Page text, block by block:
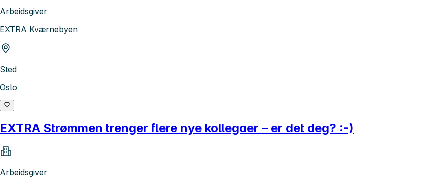
Arbeidsgiver
EXTRA Kværnebyen
Sted
Oslo
EXTRA Strømmen trenger flere nye kollegaer – er det deg? :-)
Arbeidsgiver